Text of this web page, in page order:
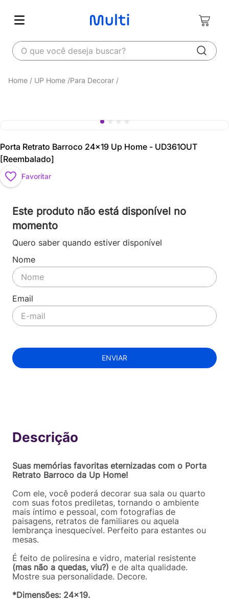
O que você deseja buscar?
UP Home Para Decorar
Porta Retrato Barroco 24x19 Up Home - UD361OUT
[Reembalado]
Favoritar
Este produto não está disponível no
momento
Quero saber quando estiver disponível
ENVIAR
Suas memórias favoritas eternizadas com o Porta
Retrato Barroco da Up Home!
Com ele, você poderá decorar sua sala ou quarto
com suas fotos prediletas, tornando o ambiente
mais íntimo e pessoal, com fotografias de
paisagens, retratos de familiares ou aquela
lembrança inesquecível. Perfeito para estantes ou
mesas.
É feito de poliresina e vidro, material resistente
(mas não a quedas, viu?) e de alta qualidade.
Mostre sua personalidade. Decore.
*Dimensões: 24x19.